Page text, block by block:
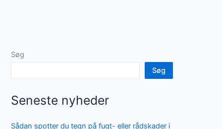
Søg
Søg
Seneste nyheder
Sådan spotter du tegn på fugt- eller rådskader i